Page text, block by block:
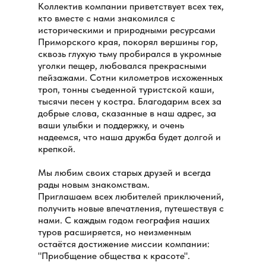
Коллектив компании приветствует всех тех,
кто вместе с нами знакомился с
историческими и природными ресурсами
Приморского края, покорял вершины гор,
сквозь глухую тьму пробирался в укромные
уголки пещер, любовался прекрасными
пейзажами. Сотни километров исхоженных
троп, тонны съеденной туристской каши,
тысячи песен у костра. Благодарим всех за
добрые слова, сказанные в наш адрес, за
ваши улыбки и поддержку, и очень
надеемся, что наша дружба будет долгой и
крепкой.
Мы любим своих старых друзей и всегда
рады новым знакомствам.
Приглашаем всех любителей приключений,
получить новые впечатления, путешествуя с
нами. С каждым годом география наших
туров расширяется, но неизменным
остаётся достижение миссии компании:
"Приобщение общества к красоте".